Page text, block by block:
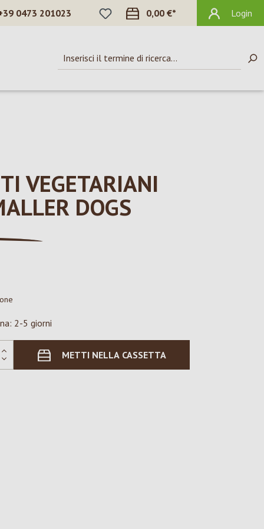
0473 201023
HAI 0 ARTICOLI NELLA LISTA DEI
0,00 €* Login
VEGETARIANI
DOGS
2-5 giorni
METTI NELLA CASSETTA